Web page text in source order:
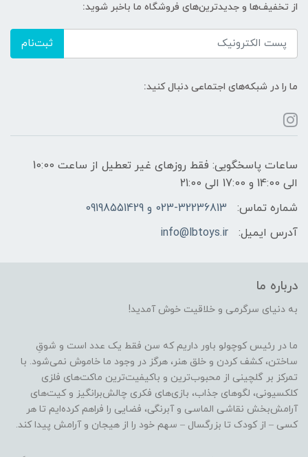
از تخفیف‌ها و جدیدترین‌های فروشگاه ما باخبر شوید:
ثبت‌نام
ما را در شبکه‌های اجتماعی دنبال کنید:
ساعات پاسخگویی: فقط روزهای غیر تعطیل از ساعت 10:00
الی 14:00 و 17:00 الی 21:00
شماره تماس:
023-32236813 و 09198551429
آدرس ایمیل:
info@lbtoys.ir
درباره ما
به دنیای سرگرمی و خلاقیت خوش آمدید!
ما در رئیس کوچولو باور داریم که سن فقط یک عدد است و شوقِ
ساختن، کشف کردن و خلق هنر، هرگز در وجود ما خاموش نمی‌شود. با
تمرکز بر گلچینی از محبوب‌ترین و باکیفیت‌ترین ماکت‌های فلزی
کلکسیونی، لگوهای جذاب، بازی‌های فکری چالش‌برانگیز و کیت‌های
آرامش‌بخش نقاشی الماسی و آبرنگی، فضایی را فراهم کرده‌ایم تا هر
کسی – از کودک تا بزرگسال – سهم خود را از هیجان و آرامش پیدا کند.